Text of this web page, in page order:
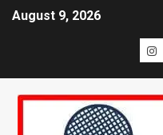
August 9, 2026